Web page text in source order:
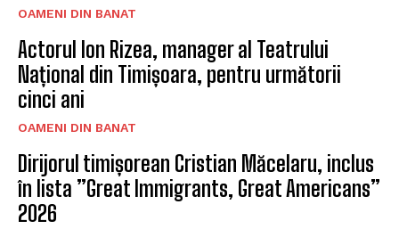
OAMENI DIN BANAT
Actorul Ion Rizea, manager al Teatrului
Național din Timișoara, pentru următorii
cinci ani
OAMENI DIN BANAT
Dirijorul timișorean Cristian Măcelaru, inclus
în lista ”Great Immigrants, Great Americans”
2026